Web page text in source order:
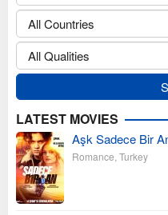
LATEST MOVIES
Aşk Sadece Bir
Romance Turkey